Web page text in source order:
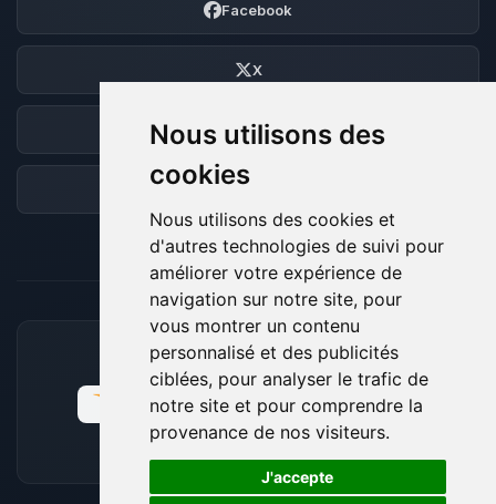
Nous utilisons des
cookies
Nous utilisons des cookies et
d'autres technologies de suivi pour
améliorer votre expérience de
navigation sur notre site, pour
vous montrer un contenu
personnalisé et des publicités
ciblées, pour analyser le trafic de
notre site et pour comprendre la
provenance de nos visiteurs.
J'accepte
Facebook
X
Discord
Forum
MOYENS DE PAIEMENT ACCEPTÉS
🍪